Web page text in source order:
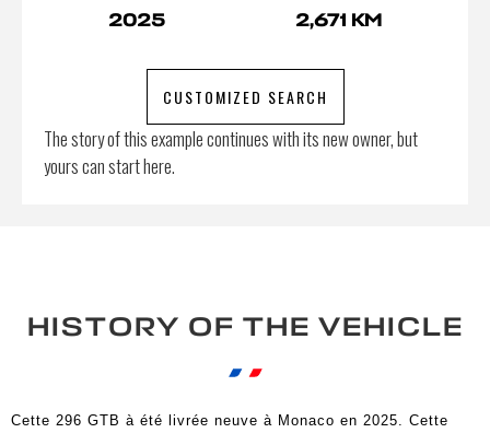
2025 2,671 KM
CUSTOMIZED SEARCH
The story of this example continues with its new owner, but
yours can start here.
HISTORY OF THE VEHICLE
Cette 296 GTB à été livrée neuve à Monaco en 2025. Cette